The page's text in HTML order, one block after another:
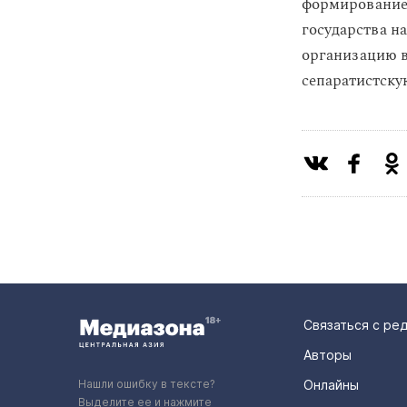
государства
организацию
Нашли ошибку в тексте?
Выделите ее и нажмите
Связаться с
Авторы
Онлайны